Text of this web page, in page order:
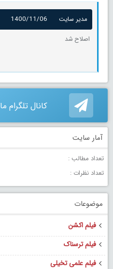
مدیر سایت
1400/11/06
اصلاح شد
کانال تلگرام ما
آمار سایت
تعداد مطالب :
تعداد نظرات :
موضوعات
فیلم اکشن
فیلم ترسناک
فیلم علمی تخیلی